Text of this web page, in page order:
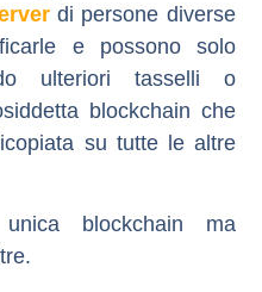
di persone diverse
e possono solo
ulteriori tasselli o
blockchain che
su tutte le altre
unica blockchain ma